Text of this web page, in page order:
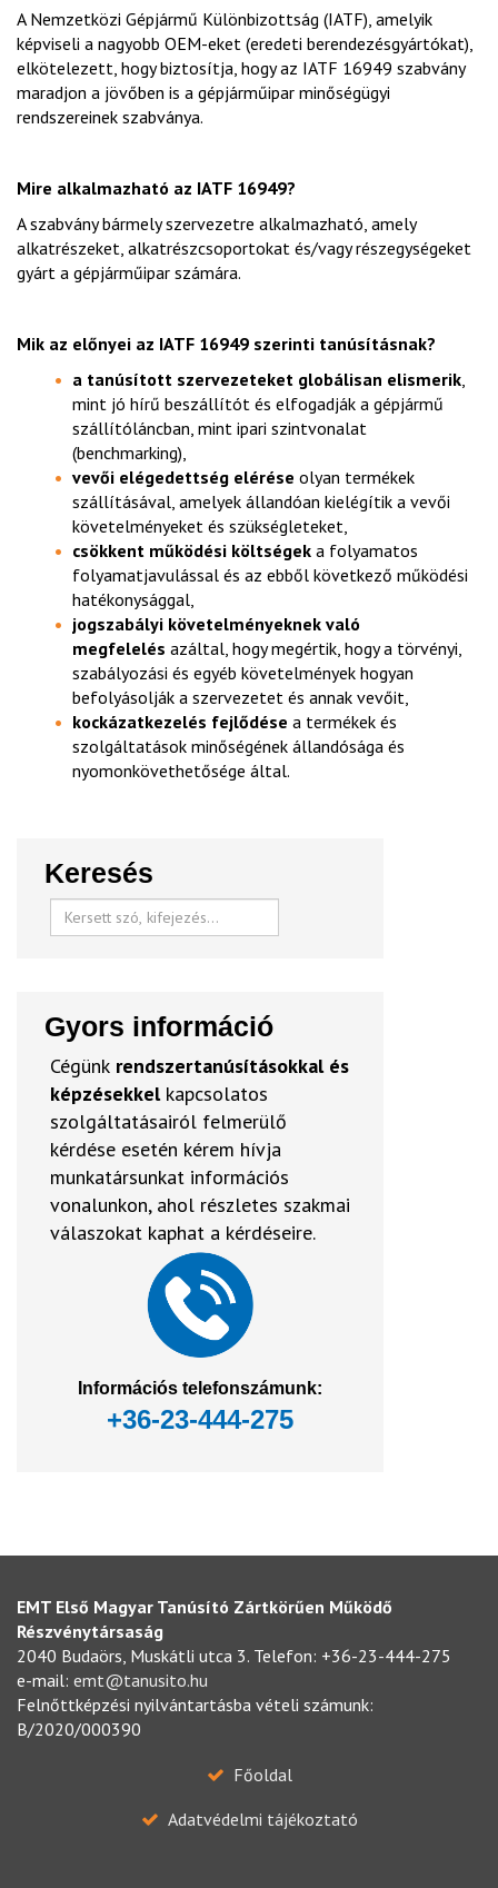
A Nemzetközi Gépjármű Különbizottság (IATF), amelyik
képviseli a nagyobb OEM-eket (eredeti berendezésgyártókat),
elkötelezett, hogy biztosítja, hogy az IATF 16949 szabvány
maradjon a jövőben is a gépjárműipar minőségügyi
rendszereinek szabványa.
Mire alkalmazható az IATF 16949?
A szabvány bármely szervezetre alkalmazható, amely
alkatrészeket, alkatrészcsoportokat és/vagy részegységeket
gyárt a gépjárműipar számára.
Mik az előnyei az IATF 16949 szerinti tanúsításnak?
a tanúsított szervezeteket globálisan elismerik,
mint jó hírű beszállítót és elfogadják a gépjármű
szállítóláncban, mint ipari szintvonalat
(benchmarking),
vevői elégedettség elérése olyan termékek
szállításával, amelyek állandóan kielégítik a vevői
követelményeket és szükségleteket,
csökkent működési költségek a folyamatos
folyamatjavulással és az ebből következő működési
hatékonysággal,
jogszabályi követelményeknek való
megfelelés azáltal, hogy megértik, hogy a törvényi,
szabályozási és egyéb követelmények hogyan
befolyásolják a szervezetet és annak vevőit,
kockázatkezelés fejlődése a termékek és
szolgáltatások minőségének állandósága és
nyomonkövethetősége által.
Keresés
Gyors információ
Cégünk rendszertanúsításokkal és
képzésekkel kapcsolatos
szolgáltatásairól felmerülő
kérdése esetén kérem hívja
munkatársunkat információs
vonalunkon, ahol részletes szakmai
válaszokat kaphat a kérdéseire.
Információs telefonszámunk:
+36-23-444-275
EMT Első Magyar Tanúsító Zártkörűen Működő
Részvénytársaság
2040 Budaörs, Muskátli utca 3. Telefon: +36-23-444-275
e-mail: emt@tanusito.hu
Felnőttképzési nyilvántartásba vételi számunk:
B/2020/000390
Főoldal
Adatvédelmi tájékoztató